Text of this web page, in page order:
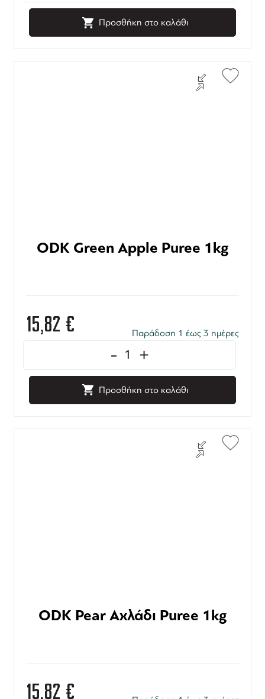
Προσθήκη στο καλάθι
ODK Green Apple Puree 1kg
15,82 € Παράδοση 1 έως 3 ημέρες
- +
Προσθήκη στο καλάθι
ODK Pear Αχλάδι Puree 1kg
15,82 €